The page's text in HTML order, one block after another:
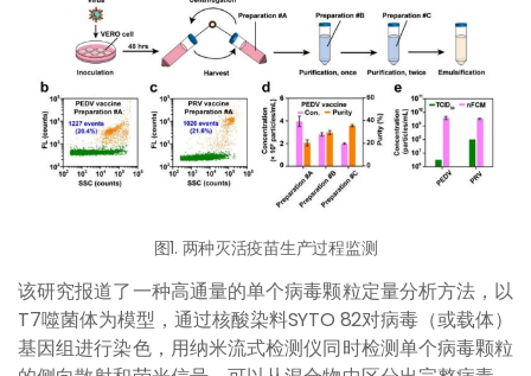
图1. 两种灭活疫苗生产过程监测
该研究报道了一种高通量的单个病毒颗粒定量分析方法，以
T7噬菌体为模型，通过核酸染料SYTO 82对病毒（或载体）
基因组进行染色，用纳米流式检测仪同时检测单个病毒颗粒